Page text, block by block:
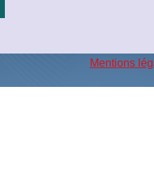
Mentions